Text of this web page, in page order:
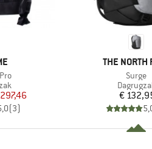
prijs
(3)
MERK
THE NORTH
Artikel
Surge
€